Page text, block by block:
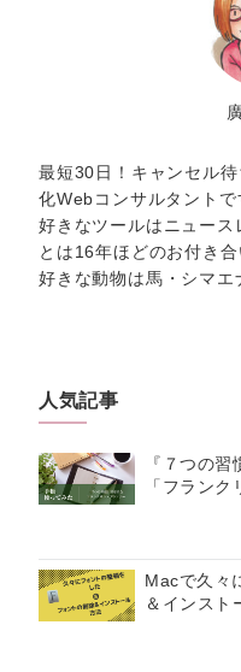
最短30日！キャンセル
化Webコンサルタントで
好きなツールはニュース
とは16年ほどのお付き合
好きな動物は馬・シマエ
人気記事
『７つの
「フラン
Macで久々
＆インスト